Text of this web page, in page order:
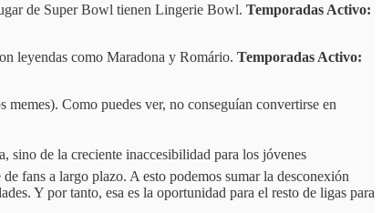
de Super Bowl tienen Lingerie Bowl. Temporadas Activo:
leyendas como Maradona y Romário. Temporadas Activo:
Como puedes ver, no conseguían convertirse en
sino de la creciente inaccesibilidad para los jóvenes
fans a largo plazo. A esto podemos sumar la desconexión
Y por tanto, esa es la oportunidad para el resto de ligas para